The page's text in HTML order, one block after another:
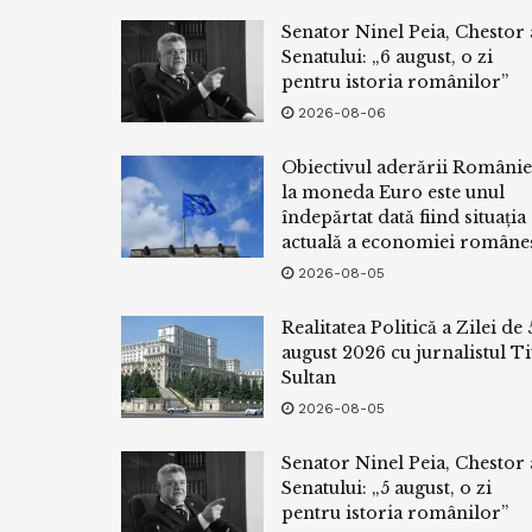
Senator Ninel Peia, Chestor
Senatului: „6 august, o zi
pentru istoria românilor”
2026-08-06
Obiectivul aderării
la moneda Euro este unul
îndepărtat dată fiind situația
actuală a economiei
2026-08-05
Realitatea Politică a Zilei de
august 2026 cu jurnalistul
Sultan
2026-08-05
Senator Ninel Peia, Chestor
Senatului: „5 august, o zi
pentru istoria românilor”